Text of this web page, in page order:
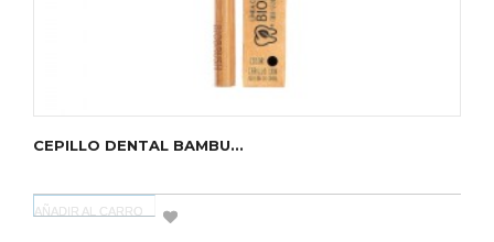
CEPILLO DENTAL BAMBU...
AÑADIR AL CARRO